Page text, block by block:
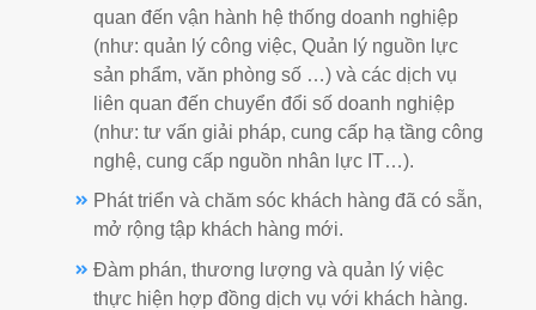
quan đến vận hành hệ thống doanh nghiệp
(như: quản lý công việc, Quản lý nguồn lực
sản phẩm, văn phòng số …) và các dịch vụ
liên quan đến chuyển đổi số doanh nghiệp
(như: tư vấn giải pháp, cung cấp hạ tầng công
nghệ, cung cấp nguồn nhân lực IT…).
Phát triển và chăm sóc khách hàng đã có sẵn,
mở rộng tập khách hàng mới.
Đàm phán, thương lượng và quản lý việc
thực hiện hợp đồng dịch vụ với khách hàng.